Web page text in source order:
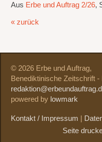
Aus Erbe und Auftrag 2/26,
« zurück
© 2026 Erbe und Auftrag,
Benediktinische Zeitschrift
powered by lowmark
Kontakt / Impressum
Seite